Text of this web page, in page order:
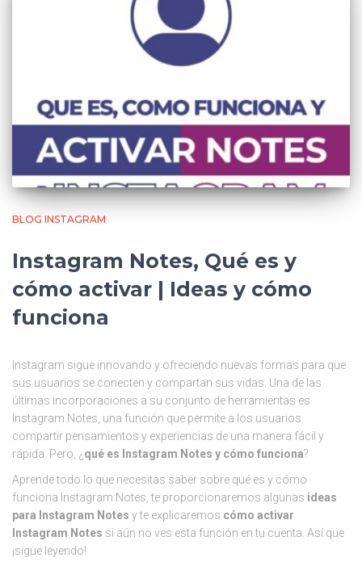
BLOG INSTAGRAM
Instagram Notes, Qué es y
cómo activar | Ideas y cómo
funciona
Instagram sigue innovando y ofreciendo nuevas formas para que
sus usuarios se conecten y compartan sus vidas. Una de las
últimas incorporaciones a su conjunto de herramientas es
Instagram Notes, una función que permite a los usuarios
compartir pensamientos y experiencias de una manera fácil y
rápida. Pero, ¿ qué es Instagram Notes y cómo funciona?
Aprende todo lo que necesitas saber sobre qué es y cómo
funciona Instagram Notes, te proporcionaremos algunas ideas
para Instagram Notes y te explicaremos cómo activar
Instagram Notes si aún no ves esta función en tu cuenta. Así que
¡sigue leyendo!